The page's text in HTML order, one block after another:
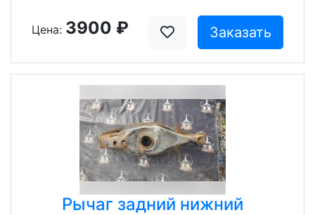
Цена: 3900 ₽ Заказать
Рычаг задний нижний